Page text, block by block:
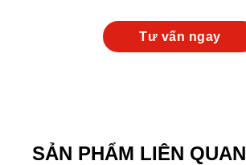
SẢN PHẨM LIÊN QUAN